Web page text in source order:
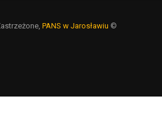
PANS w Jarosławiu ©